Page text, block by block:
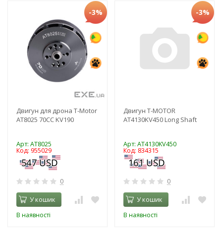
-3%
Двигун для дрона T-Motor
AT8025 70CC KV190
Арт: AT8025
Код: 955029
0
У кошик
В наявності
-3%
Двигун T-MOTOR
AT4130KV450 Long Shaft
Арт: AT4130KV450
Код: 834315
0
У кошик
В наявності